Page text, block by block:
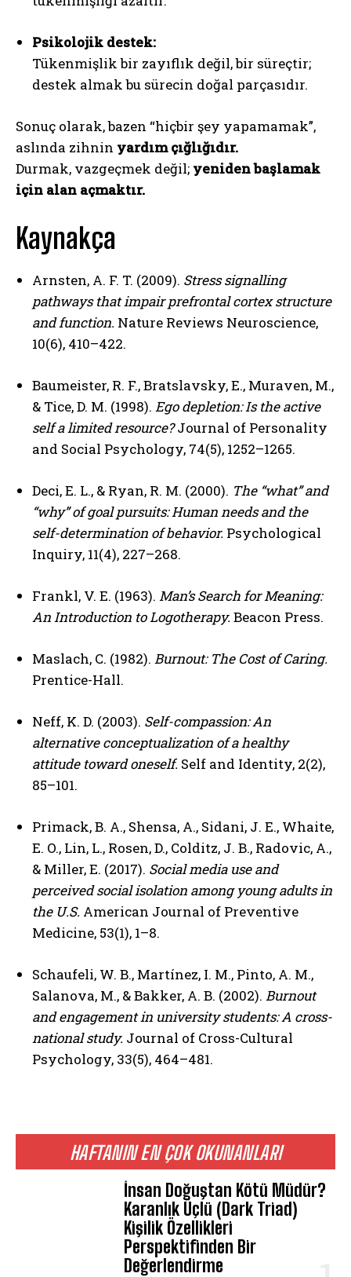
HAFTANIN EN ÇOK OKUNANLARI
İnsan Doğuştan Kötü Müdür?
Karanlık Üçlü (Dark Triad)
Kişilik Özellikleri
Perspektifinden Bir
Değerlendirme
Psikolojik destek:
Tükenmişlik bir zayıflık değil, bir süreçtir;
destek almak bu sürecin doğal parçasıdır.
Sonuç olarak, bazen “hiçbir şey yapamamak”,
aslında zihnin yardım çığlığıdır.
Durmak, vazgeçmek değil; yeniden başlamak
için alan açmaktır.
Kaynakça
Arnsten, A. F. T. (2009). Stress signalling
pathways that impair prefrontal cortex structure
and function. Nature Reviews Neuroscience,
10(6), 410–422.
Baumeister, R. F., Bratslavsky, E., Muraven, M.,
& Tice, D. M. (1998). Ego depletion: Is the active
self a limited resource?Journal of Personality
and Social Psychology, 74(5), 1252–1265.
Deci, E. L., & Ryan, R. M. (2000). The “what” and
“why” of goal pursuits: Human needs and the
self-determination of behavior. Psychological
Inquiry, 11(4), 227–268.
Frankl, V. E. (1963). Man’s Search for Meaning:
An Introduction to Logotherapy.Beacon Press.
Maslach, C. (1982). Burnout: The Cost of Caring.
Prentice-Hall.
Neff, K. D. (2003). Self-compassion: An
alternative conceptualization of a healthy
attitude toward oneself. Self and Identity, 2(2),
85–101.
Primack, B. A., Shensa, A., Sidani, J. E., Whaite,
E. O., Lin, L., Rosen, D., Colditz, J. B., Radovic, A.,
& Miller, E. (2017). Social media use and
perceived social isolation among young adults in
the U.S. American Journal of Preventive
Medicine, 53(1), 1–8.
Schaufeli, W. B., Martínez, I. M., Pinto, A. M.,
Salanova, M., & Bakker, A. B. (2002). Burnout
and engagement in university students: A cross-
national study. Journal of Cross-Cultural
Psychology, 33(5), 464–481.